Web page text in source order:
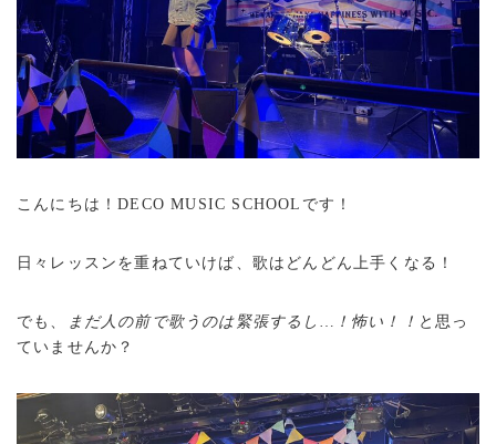
こんにちは！DECO MUSIC SCHOOLです！
日々レッスンを重ねていけば、歌はどんどん上手くなる！
でも、 まだ人の前で歌うのは緊張するし…！怖い！！ と思っ
ていませんか？